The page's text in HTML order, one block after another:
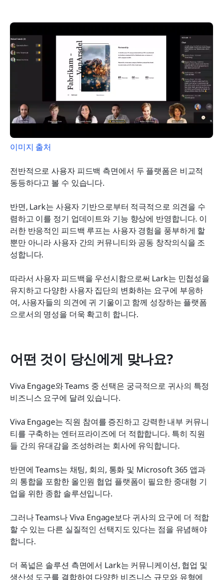
이미지 출처
전반적으로 사용자 피드백 측면에서 두 플랫폼은 비교적
동등하다고 볼 수 있습니다.
반면, Lark는 사용자 기반으로부터 적극적으로 의견을 수
렴하고 이를 정기 업데이트와 기능 향상에 반영합니다. 이
러한 반응적인 피드백 루프는 사용자 경험을 풍부하게 할
뿐만 아니라 사용자 간의 커뮤니티와 공동 창작의식을 조
성합니다.
따라서 사용자 피드백을 우선시함으로써 Lark는 민첩성을
유지하고 다양한 사용자 집단의 변화하는 요구에 부응하
여, 사용자들의 의견에 귀 기울이고 함께 성장하는 플랫폼
으로서의 명성을 더욱 확고히 합니다.
어떤 것이 당신에게 맞나요?
Viva Engage와 Teams 중 선택은 궁극적으로 귀사의 특정
비즈니스 요구에 달려 있습니다.
Viva Engage는 직원 참여를 증진하고 강력한 내부 커뮤니
티를 구축하는 엔터프라이즈에 더 적합합니다. 특히 직원
들 간의 유대감을 조성하려는 회사에 유익합니다.
반면에 Teams는 채팅, 회의, 통화 및 Microsoft 365 앱과
의 통합을 포함한 올인원 협업 플랫폼이 필요한 중대형 기
업을 위한 종합 솔루션입니다.
그러나 Teams나 Viva Engage보다 귀사의 요구에 더 적합
할 수 있는 다른 실질적인 선택지도 있다는 점을 유념해야
합니다.
더 폭넓은 솔루션 측면에서 Lark는 커뮤니케이션, 협업 및
생산성 도구를 결합하여 다양한 비즈니스 규모와 유형에